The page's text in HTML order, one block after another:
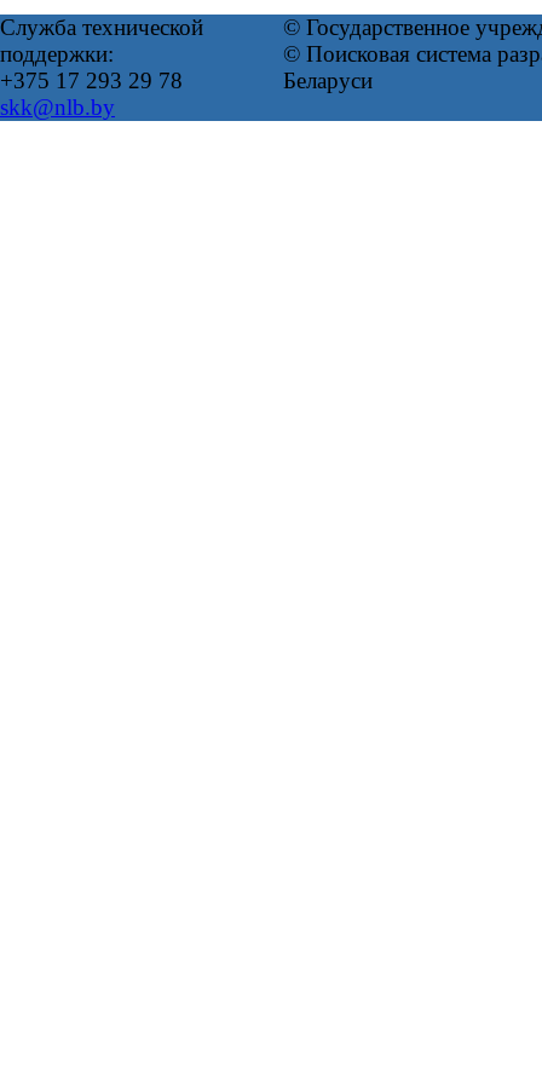
Служба технической
поддержки:
+375 17 293 29 78
skk@nlb.by
© Государственное
© Поисковая система
Беларуси